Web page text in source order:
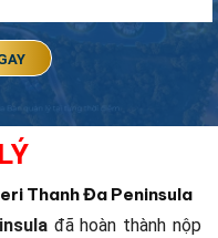
Thanh Đa Peninsula
đã hoàn thành nộp